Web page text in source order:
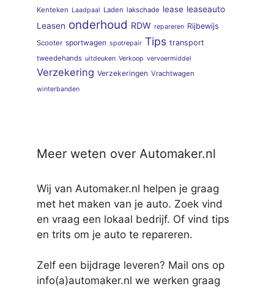
Kenteken Laadpaal Laden lakschade lease leaseauto
Leasen onderhoud RDW repareren Rijbewijs
Scooter sportwagen spotrepair Tips transport
tweedehands uitdeuken Verkoop vervoermiddel
Verzekering Verzekeringen Vrachtwagen
winterbanden
Meer weten over Automaker.nl
Wij van Automaker.nl helpen je graag
met het maken van je auto. Zoek vind
en vraag een lokaal bedrijf. Of vind tips
en trits om je auto te repareren.
Zelf een bijdrage leveren? Mail ons op
info(a)automaker.nl we werken graag